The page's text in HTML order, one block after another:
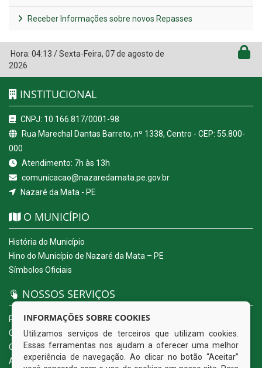
Receber Informações sobre novos Repasses
Hora: 04:13 /Sexta-Feira, 07 de agosto de
2026
INSTITUCIONAL
CNPJ: 10.166.817/0001-98
Rua Marechal Dantas Barreto, nº 1338, Centro - CEP: 55.800-
000
Atendimento: 7h às 13h
comunicacao@nazaredamata.pe.gov.br
Nazaré da Mata - PE
O MUNICÍPIO
História do Município
Hino do Município de Nazaré da Mata – PE
Símbolos Oficiais
NOSSOS SERVIÇOS
Portal da Transparência
Carta de Serviços ao Usuário
Ouvidoria Eletrônica
Acesso a Informação (eSIC)
INFORMAÇÕES SOBRE COOKIES
Utilizamos serviços de terceiros que utilizam cookies.
Essas ferramentas nos ajudam a oferecer uma melhor
experiência de navegação. Ao clicar no botão “Aceitar”